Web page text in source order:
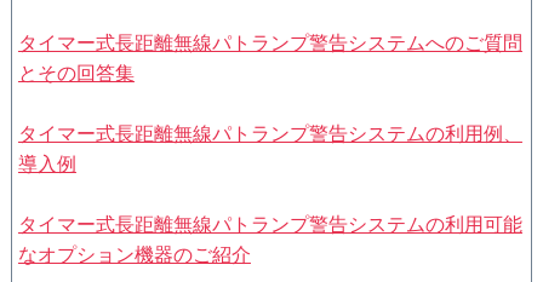
タイマー式長距離無線パトランプ警告システムへのご質問
とその回答集
タイマー式長距離無線パトランプ警告システムの利用例、
導入例
タイマー式長距離無線パトランプ警告システムの利用可能
なオプション機器のご紹介